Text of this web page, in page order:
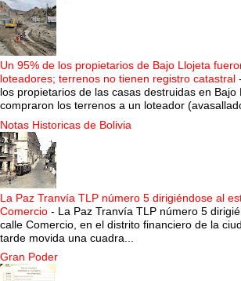
Un 95% de los propietarios de Bajo Llojeta
loteadores; terrenos no tienen registro catastral -
los propietarios de las casas destruidas en Bajo
compraron los terrenos a un loteador
Notas Historicas de Bolivia
La Paz Tranvía TLP número 5 dirigiéndose al
Comercio - La Paz Tranvía TLP número 5
calle Comercio, en el distrito financiero de la
tarde movida una cuadra...
Gran Poder